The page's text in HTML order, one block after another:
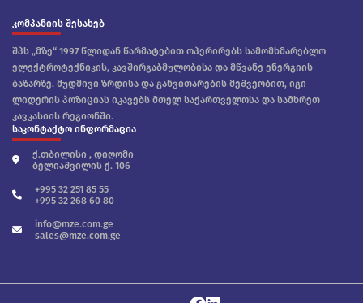
კომპანიის შესახებ
შპს „მზე“ 1997 წლიდან წარმატებით ოპერირებს სამომხმარებლო
ელექტროტექნიკის, კავშირგაბმულობისა და მწვანე ენერგიის
ბაზარზე. მუდმივი ზრდისა და განვითარების მეშვეობით, იგი
ლიდერის პოზიციას იკავებს მთელ საქართველოსა და სამხრეთ
კავკასიის რეგიონში.
საკონტაქტო ინფორმაცია
ქ.თბილისი , დიღომი
ბელიაშვილის ქ. 106
+995 32 251 85 55
+995 32 268 60 80
info@mze.com.ge
sales@mze.com.ge